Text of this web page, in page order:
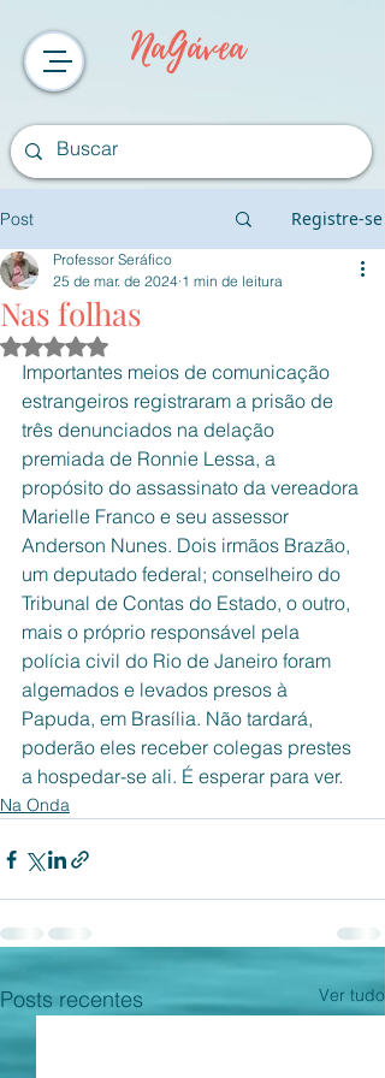
NaGávea
Post Registre-se
Nas folhas
Professor Seráfico
25 de mar. de 2024 1 min de leitura
Avaliado com NaN de 5 estrelas.
Importantes meios de comunicação
estrangeiros registraram a prisão de
três denunciados na delação
premiada de Ronnie Lessa, a
propósito do assassinato da vereadora
Marielle Franco e seu assessor
Anderson Nunes. Dois irmãos Brazão,
um deputado federal; conselheiro do
Tribunal de Contas do Estado, o outro,
mais o próprio responsável pela
polícia civil do Rio de Janeiro foram
algemados e levados presos à
Papuda, em Brasília. Não tardará,
poderão eles receber colegas prestes
a hospedar-se ali. É esperar para ver.
Na Onda
Posts recentes Ver tudo